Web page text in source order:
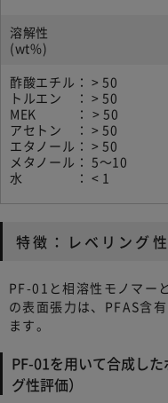
溶解性
(wt%)
酢酸エチル： > 50
トルエン ： > 50
MEK ： > 50
アセトン ： > 50
エタノール： > 50
メタノール： 5～10
水 ： < 1
特徴：レベリング
PF-01と相溶性モノマー
の表面張力は、PFAS含
ます。
PF-01を用いて合成し
グ性評価）